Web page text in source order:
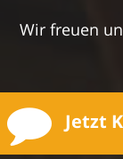
Wir freuen
Jetzt